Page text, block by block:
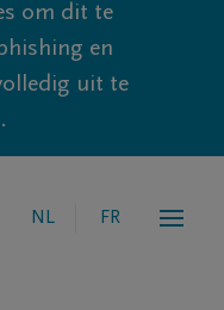
om dit te
en
uit te
NL FR